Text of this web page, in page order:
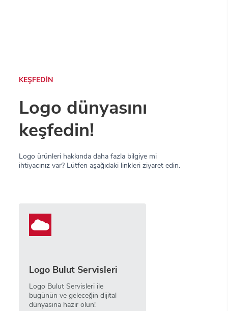
KEŞFEDİN
Logo dünyasını
keşfedin!
Logo ürünleri hakkında daha fazla bilgiye mi
ihtiyacınız var? Lütfen aşağıdaki linkleri ziyaret edin.
Logo Bulut Servisleri
Logo Bulut Servisleri ile
bugünün ve geleceğin dijital
dünyasına hazır olun!